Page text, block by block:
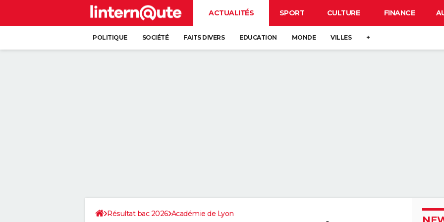
ACTUALITÉS SPORT CULTURE FINANCE
POLITIQUE SOCIÉTÉ FAITS DIVERS EDUCATION MONDE VILLES +
Résultat bac 2026 Académie de Lyon